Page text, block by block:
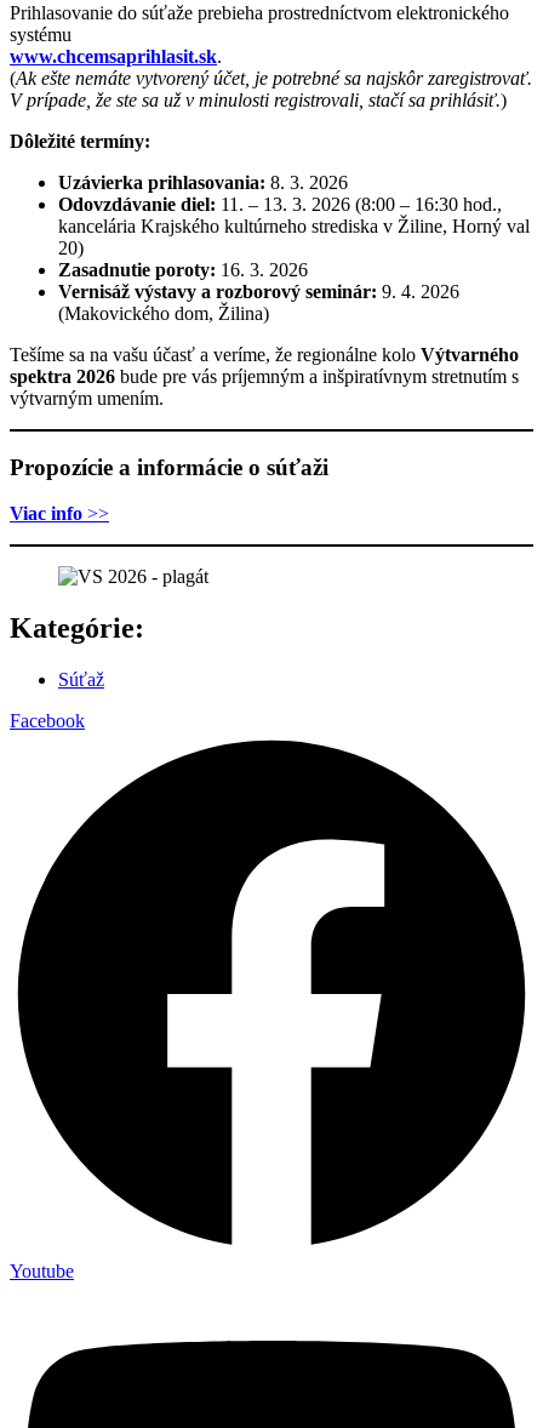
Prihlasovanie do súťaže prebieha prostredníctvom elektronického
systému
www.chcemsaprihlasit.sk.
(Ak ešte nemáte vytvorený účet, je potrebné sa najskôr zaregistrovať.
V prípade, že ste sa už v minulosti registrovali, stačí sa prihlásiť.)
Dôležité termíny:
Uzávierka prihlasovania: 8. 3. 2026
Odovzdávanie diel: 11. – 13. 3. 2026 (8:00 – 16:30 hod.,
kancelária Krajského kultúrneho strediska v Žiline, Horný val
20)
Zasadnutie poroty: 16. 3. 2026
Vernisáž výstavy a rozborový seminár: 9. 4. 2026
(Makovického dom, Žilina)
Tešíme sa na vašu účasť a veríme, že regionálne kolo Výtvarného
spektra 2026 bude pre vás príjemným a inšpiratívnym stretnutím s
výtvarným umením.
Propozície a informácie o súťaži
Viac info >>
Kategórie:
Súťaž
Facebook
Youtube